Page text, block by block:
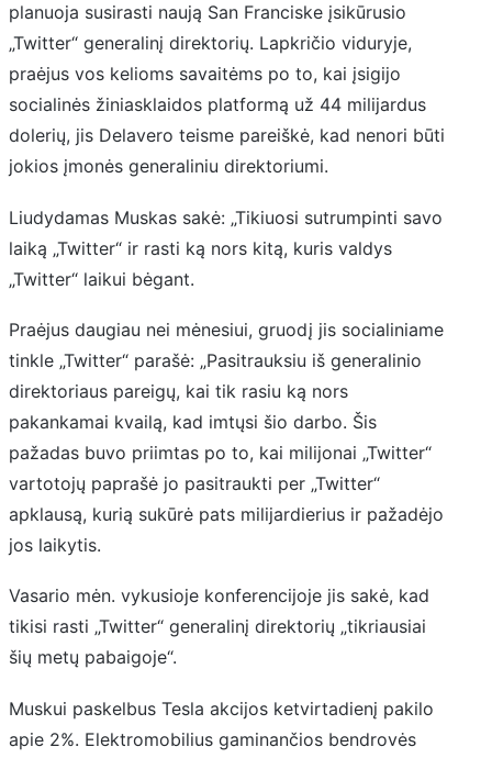
planuoja susirasti naują San Franciske įsikūrusio
„Twitter“ generalinį direktorių. Lapkričio viduryje,
praėjus vos kelioms savaitėms po to, kai įsigijo
socialinės žiniasklaidos platformą už 44 milijardus
dolerių, jis Delavero teisme pareiškė, kad nenori būti
jokios įmonės generaliniu direktoriumi.
Liudydamas Muskas sakė: „Tikiuosi sutrumpinti savo
laiką „Twitter“ ir rasti ką nors kitą, kuris valdys
„Twitter“ laikui bėgant.
Praėjus daugiau nei mėnesiui, gruodį jis socialiniame
tinkle „Twitter“ parašė: „Pasitrauksiu iš generalinio
direktoriaus pareigų, kai tik rasiu ką nors
pakankamai kvailą, kad imtųsi šio darbo. Šis
pažadas buvo priimtas po to, kai milijonai „Twitter“
vartotojų paprašė jo pasitraukti per „Twitter“
apklausą, kurią sukūrė pats milijardierius ir pažadėjo
jos laikytis.
Vasario mėn. vykusioje konferencijoje jis sakė, kad
tikisi rasti „Twitter“ generalinį direktorių „tikriausiai
šių metų pabaigoje“.
Muskui paskelbus Tesla akcijos ketvirtadienį pakilo
apie 2%. Elektromobilius gaminančios bendrovės